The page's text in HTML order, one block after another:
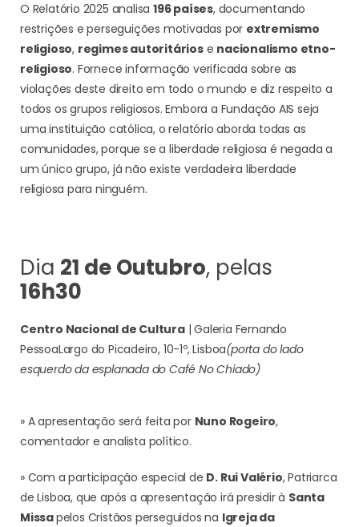
O Relatório 2025 analisa 196 países, documentando
restrições e perseguições motivadas por extremismo
religioso, regimes autoritáriose nacionalismo etno-
religioso. Fornece informação verificada sobre as
violações deste direito em todo o mundo e diz respeito a
todos os grupos religiosos. Embora a Fundação AIS seja
uma instituição católica, o relatório aborda todas as
comunidades, porque se a liberdade religiosa é negada a
um único grupo, já não existe verdadeira liberdade
religiosa para ninguém.
Dia 21 de Outubro, pelas
16h30
Centro Nacional de Cultura| Galeria Fernando
PessoaLargo do Picadeiro, 10-1º, Lisboa(porta do lado
esquerdo da esplanada do Café No Chiado)
» A apresentação será feita por Nuno Rogeiro,
comentador e analista político.
» Com a participação especial de D. Rui Valério, Patriarca
de Lisboa, que após a apresentação irá presidir à Santa
Missapelos Cristãos perseguidos na Igreja da